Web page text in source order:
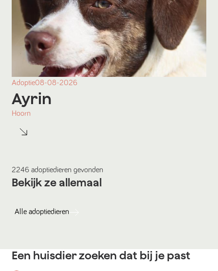
Adoptie08-08-2026
Ayrin
Hoorn
2246 adoptiedieren gevonden
Bekijk ze allemaal
Alle adoptiedieren
Een huisdier zoeken dat bij je past